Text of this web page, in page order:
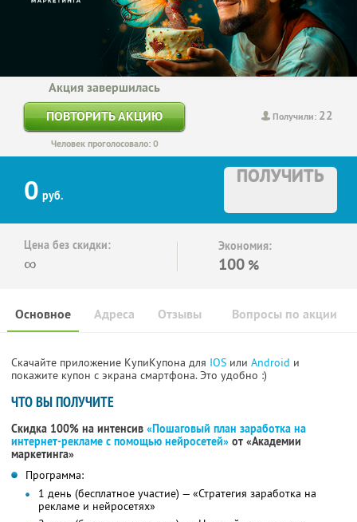
Получили: 22
Акция завершилась
ПОВТОРИТЬ АКЦИЮ
Человек проголосовало: 0
0 руб.
ПОЛУЧИТЬ
Цена без скидки:
∞
Экономия:
100 %
Основное Отзывы Вопросы по акции
Адреса
Скачайте приложение КупиКупона для IOS или Android и
покажите купон с экрана смартфона. Это удобно :)
ЧТО ВЫ ПОЛУЧИТЕ
Скидка 100% на интенсив «Пошаговый план заработка на
интернет-рекламе с помощью нейросетей» от «Академии
маркетинга»
Программа:
1 день (бесплатное участие) — «Стратегия заработка на
рекламе и нейросетях»